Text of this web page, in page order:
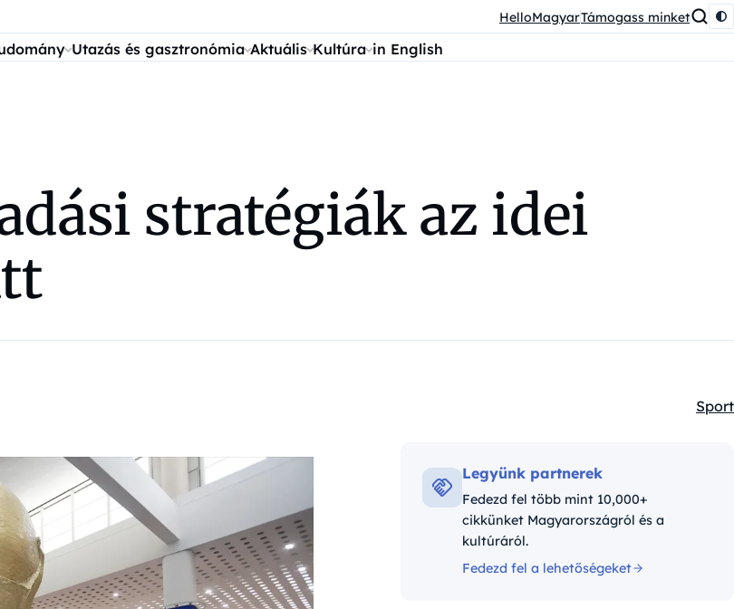
HelloMagyarTámogass minket
Utazás és gasztronómia Aktuális Kultúra in English
stratégiák az idei
Sport
Legyünk partnerek
Fedezd fel több mint 10,000+
cikkünket Magyarországról és a
kultúráról.
Fedezd fel a lehetőségeket